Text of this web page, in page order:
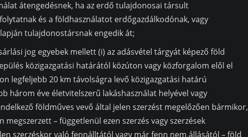
átengedésnek, ha az erdő tulajdonosai társult
és a földhasználatot erdőgazdálkodónak, vagy
tulajdonostársnak engedik át;
jog egyebek mellett (i) az adásvétel tárgyát képező föld
közigazgatási határától közúton vagy közforgalom elől el
legfeljebb 20 km távolságra levő közigazgatási határú
három éve életvitelszerű lakáshasználat helyével vagy
földműves vevő által jelen szerzést megelőzően bármikor,
megszerzett – függetlenül ezen szerzés vagy szerzések
szerzéskor való fennálltától vagy már fenn nem állásától – föld